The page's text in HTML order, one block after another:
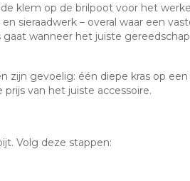
klem op de brilpoot voor het
sieraadwerk – overal waar een
wanneer het juiste
zijn gevoelig: één diepe kras op
van het juiste accessoire.
Volg deze stappen: